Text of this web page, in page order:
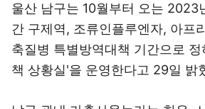
울산 남구는 10월부터 오는 2023
간 구제역, 조류인플루엔자, 아프
축질병 특별방역대책 기간으로
책 상황실'을 운영한다고 29일 밝